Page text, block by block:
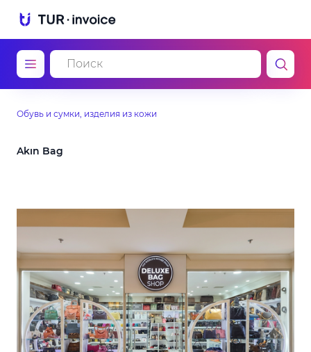
Обувь и сумки, изделия из кожи
Akın Bag